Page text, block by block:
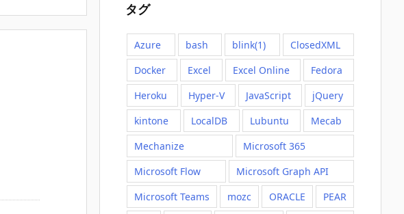
タグ
Azure bash blink(1)
ClosedXML
Docker
Excel Excel Online
Fedora
Heroku
Hyper-V JavaScript
jQuery
kintone
LocalDB Lubuntu
Mecab
Mechanize
Microsoft 365
Microsoft Flow
Microsoft Graph API
Microsoft Teams
mozc ORACLE
PEAR